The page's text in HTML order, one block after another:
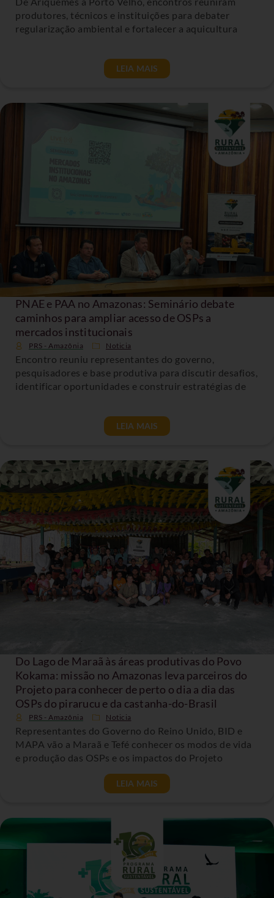
produtores, técnicos e instituições para debater
regularização ambiental e fortalecer a aquicultura
LEIA MAIS
PNAE e PAA no Amazonas: Seminário debate
caminhos para ampliar acesso de OSPs a
mercados institucionais
PRS - Amazônia Noticia
Encontro reuniu representantes do governo,
pesquisadores e base produtiva para discutir desafios,
identificar oportunidades e construir estratégias de
LEIA MAIS
Do Lago de Maraã às áreas produtivas do Povo
Kokama: missão no Amazonas leva parceiros do
Projeto para conhecer de perto o dia a dia das
OSPs do pirarucu e da castanha-do-Brasil
PRS - Amazônia Noticia
Representantes do Governo do Reino Unido, BID e
MAPA vão a Maraã e Tefé conhecer os modos de vida
e produção das OSPs e os impactos do Projeto
LEIA MAIS